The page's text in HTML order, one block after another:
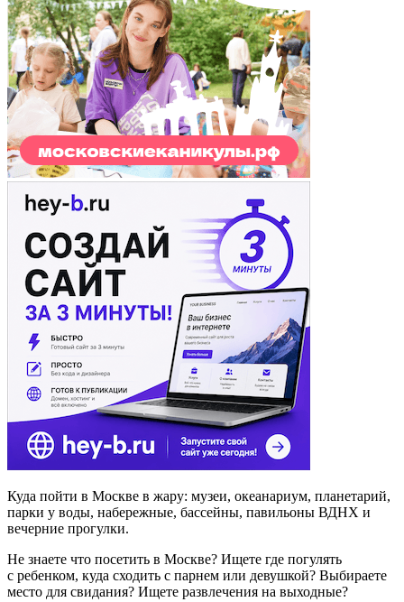
Куда пойти в Москве в жару: музеи, океанариум, планетарий,
парки у воды, набережные, бассейны, павильоны ВДНХ и
вечерние прогулки.
Не знаете что посетить в Москве? Ищете где погулять
с ребенком, куда сходить с парнем или девушкой? Выбираете
место для свидания? Ищете развлечения на выходные?